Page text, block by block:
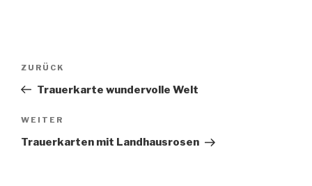
Beitragsnavigation
Vorheriger
Beitrag
ZURÜCK
Trauerkarte wundervolle Welt
Nächster
Beitrag
WEITER
Trauerkarten mit Landhausrosen